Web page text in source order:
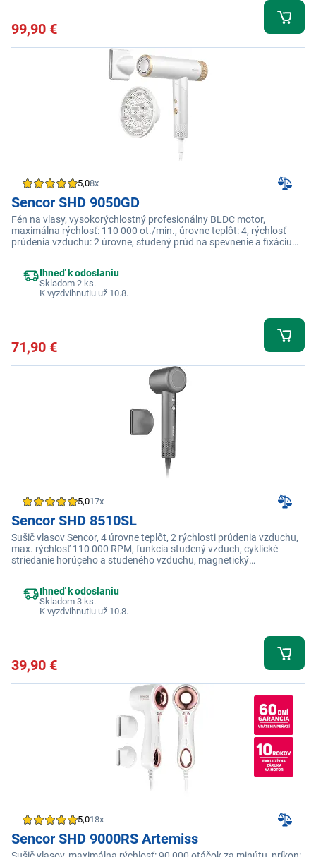
99,90 €
5,08x
Sencor SHD 9050GD
Fén na vlasy, vysokorýchlostný profesionálny BLDC motor,
maximálna rýchlosť: 110 000 ot./min., úrovne teplôt: 4, rýchlosť
prúdenia vzduchu: 2 úrovne, studený prúd na spevnenie a fixáciu
Ihneď k odoslaniu
Skladom 2 ks.
K vyzdvihnutiu už 10.8.
71,90 €
5,017x
Sencor SHD 8510SL
Sušič vlasov Sencor, 4 úrovne teplôt, 2 rýchlosti prúdenia vzduchu,
max. rýchlosť 110 000 RPM, funkcia studený vzduch, cyklické
striedanie horúceho a studeného vzduchu, magnetický
Ihneď k odoslaniu
Skladom 3 ks.
K vyzdvihnutiu už 10.8.
39,90 €
5,018x
Sencor SHD 9000RS Artemiss